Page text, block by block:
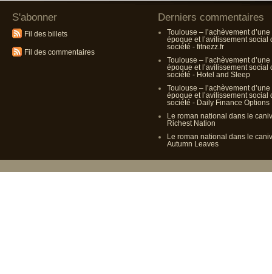
S'abonner
Fil des billets
Fil des commentaires
Derniers commentaires
Toulouse – l’achèvement d’une
époque et l’avilissement social
société - fitnezz.fr
Toulouse – l’achèvement d’une
époque et l’avilissement social
société - Hotel and Sleep
Toulouse – l’achèvement d’une
époque et l’avilissement social
société - Daily Finance Options
Le roman national dans le
Richest Nation
Le roman national dans le
Autumn Leaves